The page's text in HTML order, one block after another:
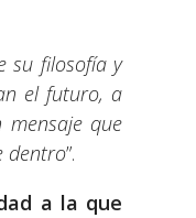
su filosofía y
el futuro, a
que
dentro”.
a la que